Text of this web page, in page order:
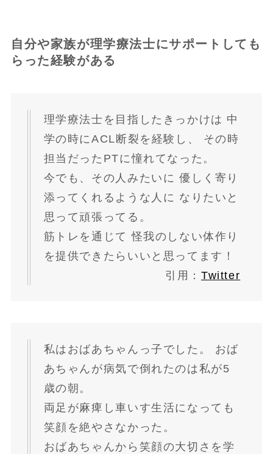
自分や家族が理学療法士にサポートしても
らった経験がある
理学療法士 を目指した きっかけは 中
学の時にACL断裂を経験し、 その時
担当だったPTに憧れてなった。
今でも、その人みたいに 優しく寄り
添ってくれるような人に なりたいと
思って頑張ってる。
筋トレを通じて 怪我のしない体作り
を提供できたらいいと思ってます！
引用： Twitter
私はおばあちゃんっ子でした。 おば
あちゃんが病気で倒れたのは私が5
歳の朝。
両足が麻痺し車いす生活になっても
笑顔を絶やさなかった。
おばあちゃんから笑顔の大切さを学